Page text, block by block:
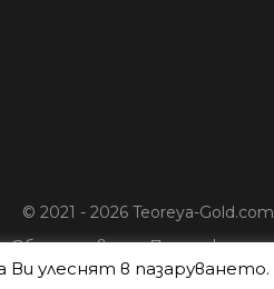
© 2021 - 2026 Teoreya-
Общи условия Политика за
Ви улеснят в